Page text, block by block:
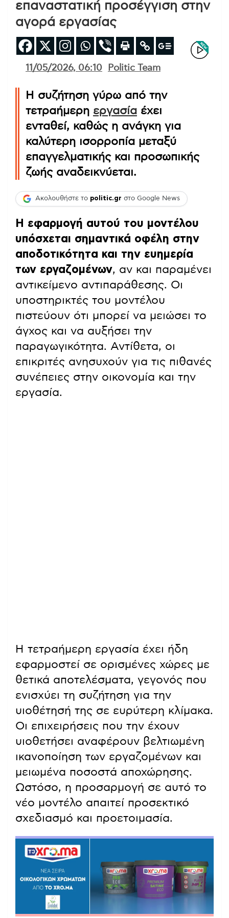
επαναστατική προσέγγιση στην
αγορά εργασίας
11/05/2026, 06:10 Politic Team
Η συζήτηση γύρω από την
τετραήμερη εργασία έχει
ενταθεί, καθώς η ανάγκη για
καλύτερη ισορροπία μεταξύ
επαγγελματικής και προσωπικής
ζωής αναδεικνύεται.
Ακολουθήστε το politic.gr στο Google News
Η εφαρμογή αυτού του μοντέλου
υπόσχεται σημαντικά οφέλη στην
αποδοτικότητα και την ευημερία
των εργαζομένων, αν και παραμένει
αντικείμενο αντιπαράθεσης. Οι
υποστηρικτές του μοντέλου
πιστεύουν ότι μπορεί να μειώσει το
άγχος και να αυξήσει την
παραγωγικότητα. Αντίθετα, οι
επικριτές ανησυχούν για τις πιθανές
συνέπειες στην οικονομία και την
εργασία.
Η τετραήμερη εργασία έχει ήδη
εφαρμοστεί σε ορισμένες χώρες με
θετικά αποτελέσματα, γεγονός που
ενισχύει τη συζήτηση για την
υιοθέτησή της σε ευρύτερη κλίμακα.
Οι επιχειρήσεις που την έχουν
υιοθετήσει αναφέρουν βελτιωμένη
ικανοποίηση των εργαζομένων και
μειωμένα ποσοστά αποχώρησης.
Ωστόσο, η προσαρμογή σε αυτό το
νέο μοντέλο απαιτεί προσεκτικό
σχεδιασμό και προετοιμασία.